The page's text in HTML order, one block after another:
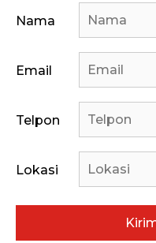
Nama
Email
Telpon
Lokasi